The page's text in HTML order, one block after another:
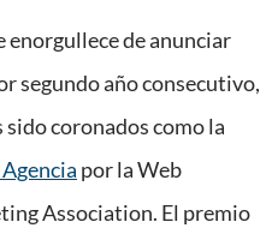
enorgullece de anunciar
segundo año consecutivo,
sido coronados como la
por la Web
Association. El premio